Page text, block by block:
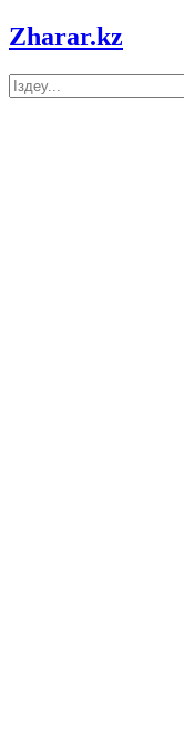
Zharar.kz